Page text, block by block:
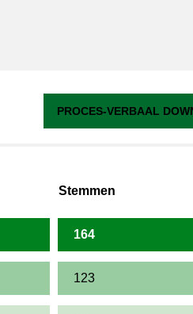
PROCES-VERBAAL
Stemmen
164
123